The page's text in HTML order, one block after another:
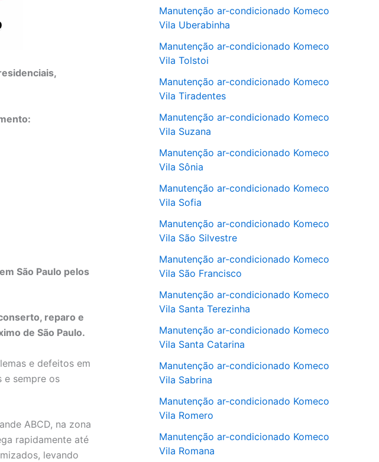
São Paulo pelos
reparo e
de São Paulo.
e defeitos em
e sempre os
ABCD, na zona
rapidamente até
levando
Manutenção ar-condicionado Komeco
Vila Uberabinha
Manutenção ar-condicionado Komeco
Vila Tolstoi
Manutenção ar-condicionado Komeco
Vila Tiradentes
Manutenção ar-condicionado Komeco
Vila Suzana
Manutenção ar-condicionado Komeco
Vila Sônia
Manutenção ar-condicionado Komeco
Vila Sofia
Manutenção ar-condicionado Komeco
Vila São Silvestre
Manutenção ar-condicionado Komeco
Vila São Francisco
Manutenção ar-condicionado Komeco
Vila Santa Terezinha
Manutenção ar-condicionado Komeco
Vila Santa Catarina
Manutenção ar-condicionado Komeco
Vila Sabrina
Manutenção ar-condicionado Komeco
Vila Romero
Manutenção ar-condicionado Komeco
Vila Romana